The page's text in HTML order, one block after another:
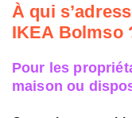
À qui
IKEA Bolmso
Pour les
maison ou